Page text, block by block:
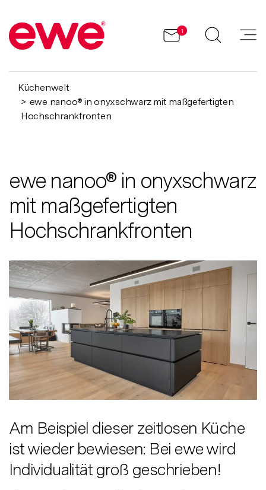
1
Küchenwelt
ewe nanoo® in onyxschwarz mit maßgefertigten
Hochschrankfronten
ewe nanoo® in onyxschwarz
mit maßgefertigten
Hochschrankfronten
Am Beispiel dieser zeitlosen Küche
ist wieder bewiesen: Bei ewe wird
Individualität groß geschrieben!